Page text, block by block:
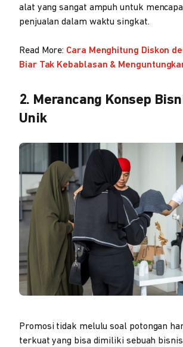
alat yang sangat ampuh untuk
penjualan dalam waktu singkat.
Read More: Cara Menghitung Diskon
Biar Tak Kebablasan &
2. Merancang Konsep
Unik
Promosi tidak melulu soal potongan
terkuat yang bisa dimiliki sebuah